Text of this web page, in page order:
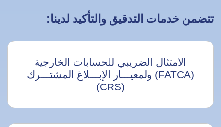
تتضمن خدمات التدقيق والتأكيد لدينا:
الامتثال الضريبي للحسابات الخارجية
(FATCA) ولمعيـــار الإبـــلاغ المشتـــرك
(CRS)